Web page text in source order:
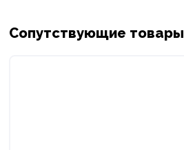
Сопутствующие товары